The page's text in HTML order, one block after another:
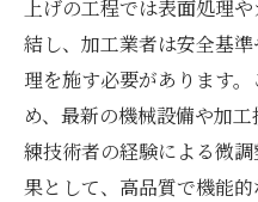
上げの工程では表面処理
結し、加工業者は安全基
理を施す必要があります
め、最新の機械設備や加
練技術者の経験による微
果として、高品質で機能